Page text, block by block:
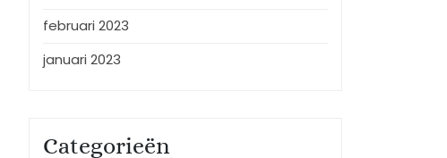
februari 2023
januari 2023
Categorieën